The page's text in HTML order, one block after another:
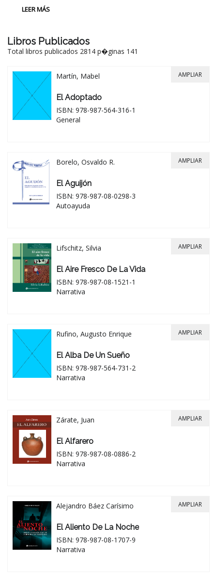
Libros Publicados
Total libros publicados 2814 p�ginas 141
Martín, Mabel
El Adoptado
ISBN: 978-987-564-316-1
General
AMPLIAR
Borelo, Osvaldo R.
El Aguijón
ISBN: 978-987-08-0298-3
Autoayuda
AMPLIAR
Lifschitz, Silvia
El Aire Fresco De La Vida
ISBN: 978-987-08-1521-1
Narrativa
AMPLIAR
Rufino, Augusto Enrique
El Alba De Un Sueño
ISBN: 978-987-564-731-2
Narrativa
AMPLIAR
Zárate, Juan
El Alfarero
ISBN: 978-987-08-0886-2
Narrativa
AMPLIAR
Alejandro Báez Carísimo
El Aliento De La Noche
ISBN: 978-987-08-1707-9
Narrativa
AMPLIAR